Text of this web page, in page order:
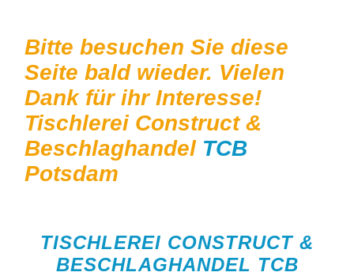
Bitte besuchen Sie diese
Seite bald wieder. Vielen
Dank für ihr Interesse!
Tischlerei Construct &
Beschlaghandel TCB
Potsdam
TISCHLEREI CONSTRUCT &
BESCHLAGHANDEL TCB